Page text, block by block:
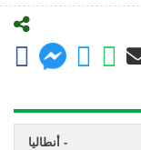
أنطاليا -